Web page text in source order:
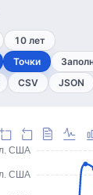
10 лет
Точки
CSV JSON
США
США